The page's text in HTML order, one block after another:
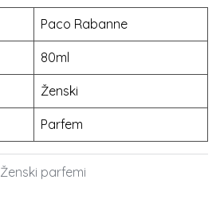
Paco Rabanne
80ml
Ženski
Parfem
Ženski parfemi